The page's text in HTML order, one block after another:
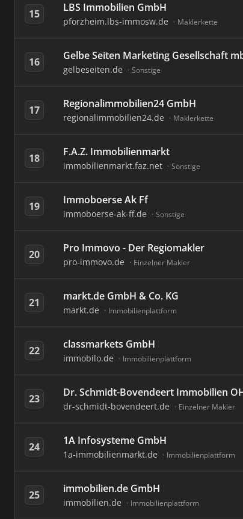
15 LBS Immobilien GmbH
pforzheim.lbs-immosw.de Maklerkette
16 Gelbe Seiten Marketing Gesellschaft
gelbeseiten.de Sonstige
17 Regionalimmobilien24 GmbH
regionalimmobilien24.de Maklerkette
18 F.A.Z. Immobilienmarkt
immobilienmarkt.faz.net Sonstige
19 Immoboerse Ak Ff
immoboerse-ak-ff.de Sonstige
20 Pro Immovo - Der Regiomakler
pro-immovo.de Einzelner Makler
21 markt.de GmbH & Co. KG
markt.de Immobilienplattform
22 classmarkets GmbH
immobilo.de Immobilienplattform
23 Dr. Schmidt-Bovendeert Immobilien
dr-schmidt-bovendeert.de Einzelner Makler
24 1A Infosysteme GmbH
1a-immobilienmarkt.de Immobilienplattform
25 immobilien.de GmbH
immobilien.de Immobilienplattform